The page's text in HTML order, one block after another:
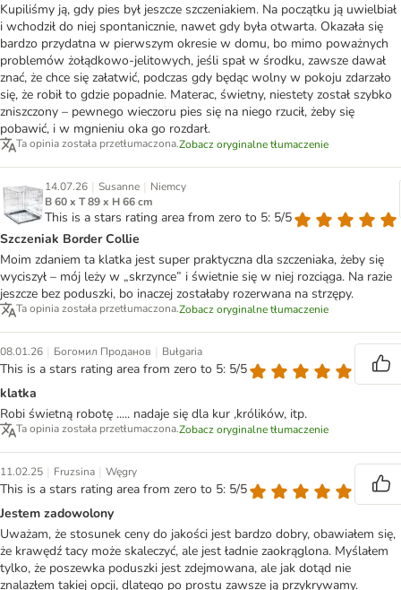
Kupiliśmy ją, gdy pies był jeszcze szczeniakiem. Na początku ją uwielbiał
i wchodził do niej spontanicznie, nawet gdy była otwarta. Okazała się
bardzo przydatna w pierwszym okresie w domu, bo mimo poważnych
problemów żołądkowo-jelitowych, jeśli spał w środku, zawsze dawał
znać, że chce się załatwić, podczas gdy będąc wolny w pokoju zdarzało
się, że robił to gdzie popadnie. Materac, świetny, niestety został szybko
zniszczony – pewnego wieczoru pies się na niego rzucił, żeby się
pobawić, i w mgnieniu oka go rozdarł.
Ta opinia została przetłumaczona.Zobacz oryginalne tłumaczenie
14.07.26 | Susanne | Niemcy
B 60 x T 89 x H 66 cm
This is a stars rating area from zero to 5: 5/5
Szczeniak Border Collie
Moim zdaniem ta klatka jest super praktyczna dla szczeniaka, żeby się
wyciszył – mój leży w „skrzynce” i świetnie się w niej rozciąga. Na razie
jeszcze bez poduszki, bo inaczej zostałaby rozerwana na strzępy.
Ta opinia została przetłumaczona.Zobacz oryginalne tłumaczenie
08.01.26 | Богомил Проданов | Bułgaria
This is a stars rating area from zero to 5: 5/5
klatka
Robi świetną robotę ..... nadaje się dla kur ,królików, itp.
Ta opinia została przetłumaczona.Zobacz oryginalne tłumaczenie
11.02.25 | Fruzsina | Węgry
This is a stars rating area from zero to 5: 5/5
Jestem zadowolony
Uważam, że stosunek ceny do jakości jest bardzo dobry, obawiałem się,
że krawędź tacy może skaleczyć, ale jest ładnie zaokrąglona. Myślałem
tylko, że poszewka poduszki jest zdejmowana, ale jak dotąd nie
znalazłem takiej opcji, dlatego po prostu zawsze ją przykrywamy.